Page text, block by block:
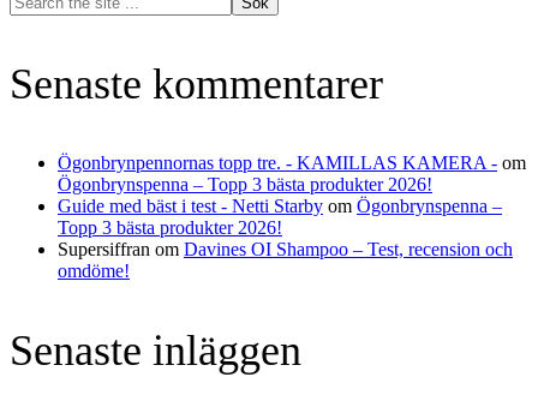
the
Senaste kommentarer
Ögonbrynpennornas topp tre. - KAMILLAS KAMERA - om
Ögonbrynspenna – Topp 3 bästa produkter 2026!
Guide med bäst i test - Netti Starby om Ögonbrynspenna –
Topp 3 bästa produkter 2026!
Supersiffran om Davines OI Shampoo – Test, recension och
omdöme!
Senaste inläggen